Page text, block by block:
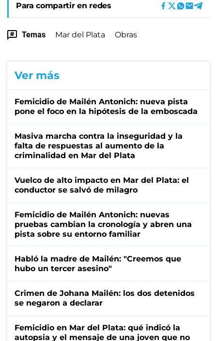
Para compartir en redes
Temas Mar del Plata Obras
Ver más
Femicidio de Mailén Antonich: nueva pista
pone el foco en la hipótesis de la emboscada
Masiva marcha contra la inseguridad y la
falta de respuestas al aumento de la
criminalidad en Mar del Plata
Vuelco de alto impacto en Mar del Plata: el
conductor se salvó de milagro
Femicidio de Mailén Antonich: nuevas
pruebas cambian la cronología y abren una
pista sobre su entorno familiar
Habló la madre de Mailén: "Creemos que
hubo un tercer asesino"
Crimen de Johana Mailén: los dos detenidos
se negaron a declarar
Femicidio en Mar del Plata: qué indicó la
autopsia y el mensaje de una joven que no